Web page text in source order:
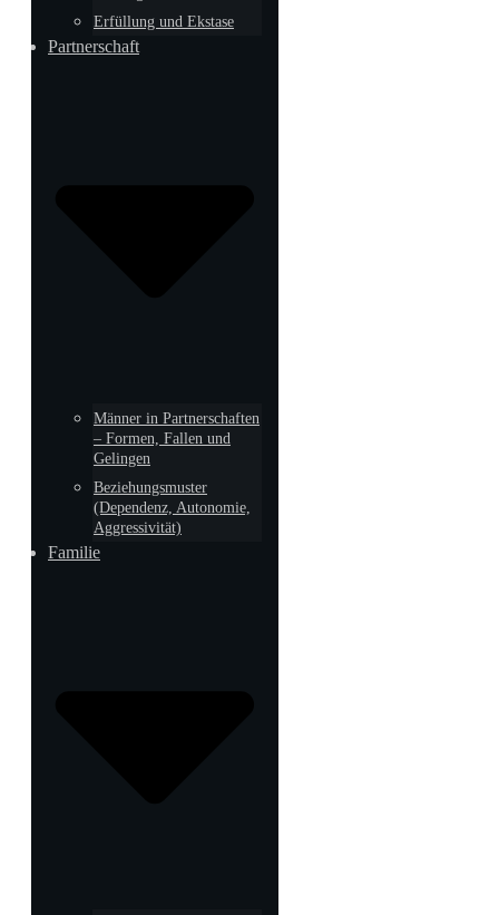
Erfüllung und Ekstase
Partnerschaft
Männer in Partnerschaften
– Formen, Fallen und
Gelingen
Beziehungsmuster
(Dependenz, Autonomie,
Aggressivität)
Familie